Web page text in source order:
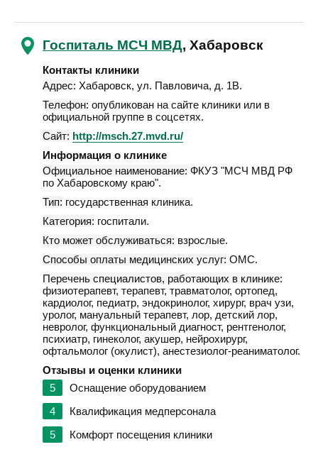
Госпиталь МСЧ МВД, Хабаровск
Контакты клиники
Адрес: Хабаровск, ул. Павловича, д. 1В.
Телефон: опубликован на сайте клиники или в
официальной группе в соцсетях.
Сайт: http://msch.27.mvd.ru/
Информация о клинике
Официальное наименование: ФКУЗ "МСЧ МВД РФ
по Хабаровскому краю".
Тип: государственная клиника.
Категория: госпитали.
Кто может обслуживаться: взрослые.
Способы оплаты медицинских услуг: ОМС.
Перечень специалистов, работающих в клинике:
физиотерапевт, терапевт, травматолог, ортопед,
кардиолог, педиатр, эндокринолог, хирург, врач узи,
уролог, мануальный терапевт, лор, детский лор,
невролог, функциональный диагност, рентгенолог,
психиатр, гинеколог, акушер, нейрохирург,
офтальмолог (окулист), анестезиолог-реаниматолог.
Отзывы и оценки клиники
5
Оснащение оборудованием
4
Квалификация медперсонала
5
Комфорт посещения клиники